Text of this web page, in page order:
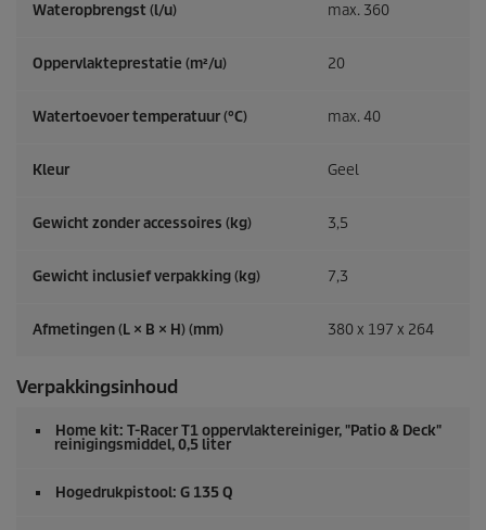
Wateropbrengst (l/u) max. 360
Oppervlakteprestatie (m²/u) 20
Watertoevoer temperatuur (°C) max. 40
Kleur Geel
Gewicht zonder accessoires (kg) 3,5
Gewicht inclusief verpakking (kg) 7,3
Afmetingen (L × B × H) (mm) 380 x 197 x 264
Verpakkingsinhoud
Home kit: T-RacerT1 oppervlaktereiniger, "Patio & Deck"
reinigingsmiddel, 0,5 liter
Hogedrukpistool: G 135 Q